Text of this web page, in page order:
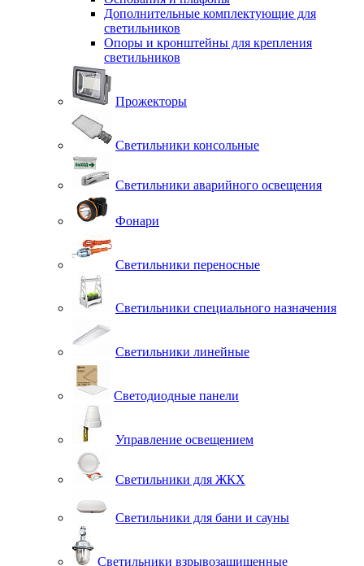
Дополнительные комплектующие для
светильников
Опоры и кронштейны для крепления
светильников
Прожекторы
Светильники консольные
Светильники аварийного освещения
Фонари
Светильники переносные
Светильники специального назначения
Светильники линейные
Светодиодные панели
Управление освещением
Светильники для ЖКХ
Светильники для бани и сауны
Светильники взрывозащищенные